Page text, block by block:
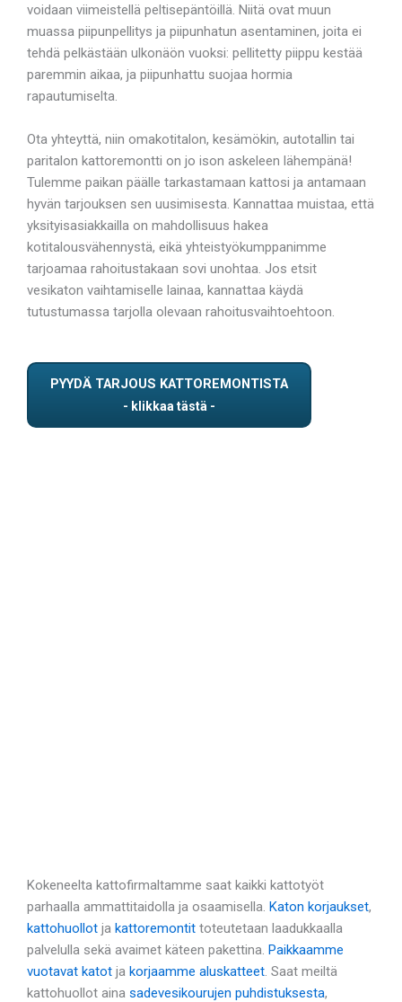
voidaan viimeistellä peltisepäntöillä. Niitä ovat muun
muassa piipunpellitys ja piipunhatun asentaminen, joita ei
tehdä pelkästään ulkonäön vuoksi: pellitetty piippu kestää
paremmin aikaa, ja piipunhattu suojaa hormia
rapautumiselta.
Ota yhteyttä, niin omakotitalon, kesämökin, autotallin tai
paritalon kattoremontti on jo ison askeleen lähempänä!
Tulemme paikan päälle tarkastamaan kattosi ja antamaan
hyvän tarjouksen sen uusimisesta. Kannattaa muistaa, että
yksityisasiakkailla on mahdollisuus hakea
kotitalousvähennystä, eikä yhteistyökumppanimme
tarjoamaa rahoitustakaan sovi unohtaa. Jos etsit
vesikaton vaihtamiselle lainaa, kannattaa käydä
tutustumassa tarjolla olevaan rahoitusvaihtoehtoon.
PYYDÄ TARJOUS KATTOREMONTISTA
Kokeneelta kattofirmaltamme saat kaikki kattotyöt
parhaalla ammattitaidolla ja osaamisella. Katon korjaukset,
kattohuollot ja kattoremontit toteutetaan laadukkaalla
palvelulla sekä avaimet käteen pakettina. Paikkaamme
vuotavat katot ja korjaamme aluskatteet. Saat meiltä
kattohuollot aina sadevesikourujen puhdistuksesta,